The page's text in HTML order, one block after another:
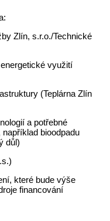
Zlín, s.r.o./Technické
využití
(Teplárna Zlín
a potřebné
bioodpadu
důl)
které bude výše
financování